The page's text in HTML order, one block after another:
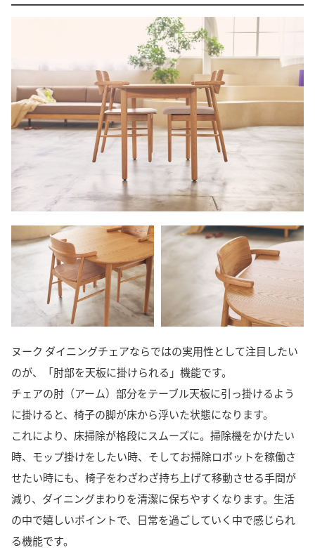
ヌーク ダイニングチェアならではの実用性として注目したい
のが、「肘部を天板に掛けられる」機能です。
チェアの肘（アーム）部分をテーブル天板に引っ掛けるよう
に掛けると、椅子の脚が床から浮いた状態になります。
これにより、床掃除が格段にスムーズに。掃除機をかけたい
時、モップ掛けをしたい時、そしてお掃除ロボットを稼働さ
せたい時にも、椅子をわざわざ持ち上げて移動させる手間が
減り、ダイニングまわりを清潔に保ちやすくなります。生活
の中で嬉しいポイントで、日常を過ごしていく中で感じられ
る機能です。